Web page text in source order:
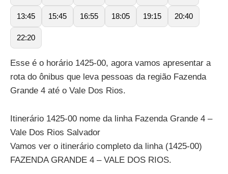
13:45 15:45 16:55 18:05 19:15 20:40
22:20
Esse é o horário 1425-00, agora vamos apresentar a
rota do ônibus que leva pessoas da região Fazenda
Grande 4 até o Vale Dos Rios.
Itinerário 1425-00 nome da linha Fazenda Grande 4 –
Vale Dos Rios Salvador
Vamos ver o itinerário completo da linha (1425-00)
FAZENDA GRANDE 4 – VALE DOS RIOS.